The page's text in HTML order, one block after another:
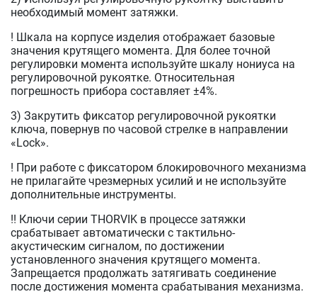
необходимый момент затяжки.
! Шкала на корпусе изделия отображает базовые
значения крутящего момента. Для более точной
регулировки момента используйте шкалу нониуса на
регулировочной рукоятке. Относительная
погрешность прибора составляет ±4%.
3) Закрутить фиксатор регулировочной рукоятки
ключа, повернув по часовой стрелке в направлении
«Lock».
! При работе с фиксатором блокировочного механизма
не прилагайте чрезмерных усилий и не используйте
дополнительные инструменты.
!! Ключи серии THORVIK в процессе затяжки
срабатывает автоматически с тактильно-
акустическим сигналом, по достижении
установленного значения крутящего момента.
Запрещается продолжать затягивать соединение
после достижения момента срабатывания механизма.